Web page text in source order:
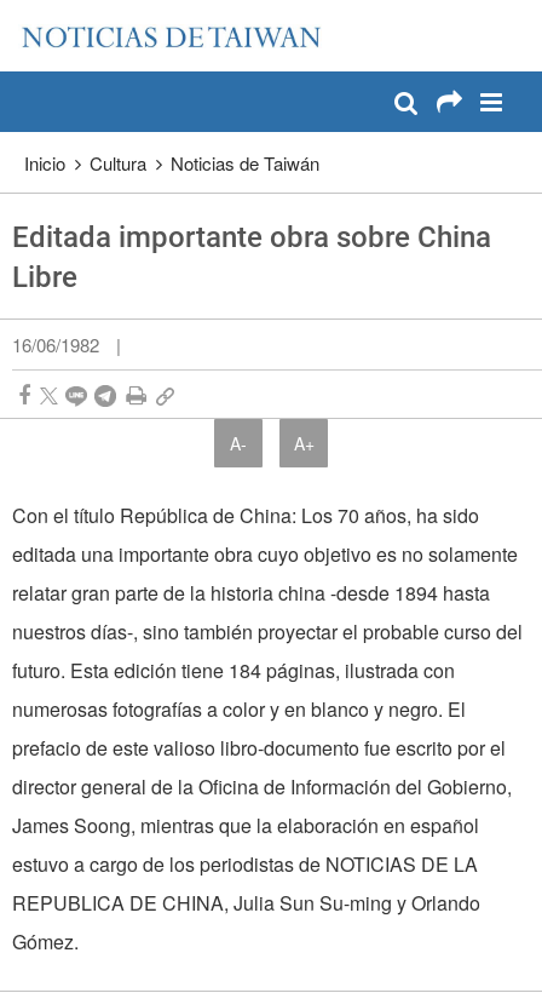
Pase a contenido principal
Inicio Cultura Noticias de Taiwán
Editada importante obra sobre China
Libre
16/06/1982 |
A- A+
Con el título República de China: Los 70 años, ha sido
editada una importante obra cuyo objetivo es no solamente
relatar gran parte de la historia china -desde 1894 hasta
nuestros días-, sino también proyectar el probable curso del
futuro. Esta edición tiene 184 páginas, ilustrada con
numerosas fotografías a color y en blanco y negro. El
prefacio de este valioso libro-documento fue escrito por el
director general de la Oficina de Información del Gobierno,
James Soong, mientras que la elaboración en español
estuvo a cargo de los periodistas de NOTICIAS DE LA
REPUBLICA DE CHINA, Julia Sun Su-ming y Orlando
Gómez.